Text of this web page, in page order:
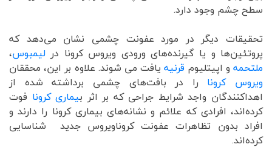
سطح چشم وجود دارد.
تحقیقات دیگر در مورد عفونت چشمی نشان می‌دهد که
پروتئین‌ها و یا گیرنده‌های ورودی ویروس کرونا در لیمبوس،
ملتحمهو اپیتلیوم قرنیهیافت می شوند. علاوه بر این، محققان
ویروس کرونا را در بافت‌های چشمی برداشته شده از
اهداکنندگان واجد شرایط جراحی که بر اثر بیماری کرونا فوت
کرده‌اند، افرادی که علائم و نشانه‌های بیماری کرونا را دارند و
افراد بدون تظاهرات عفونت کروناویروس جدید شناسایی
کرده‌اند.